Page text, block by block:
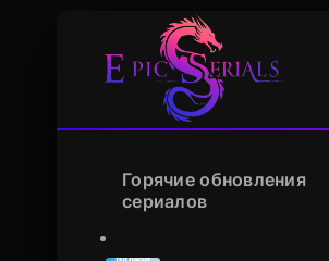
Горячие обновления
сериалов